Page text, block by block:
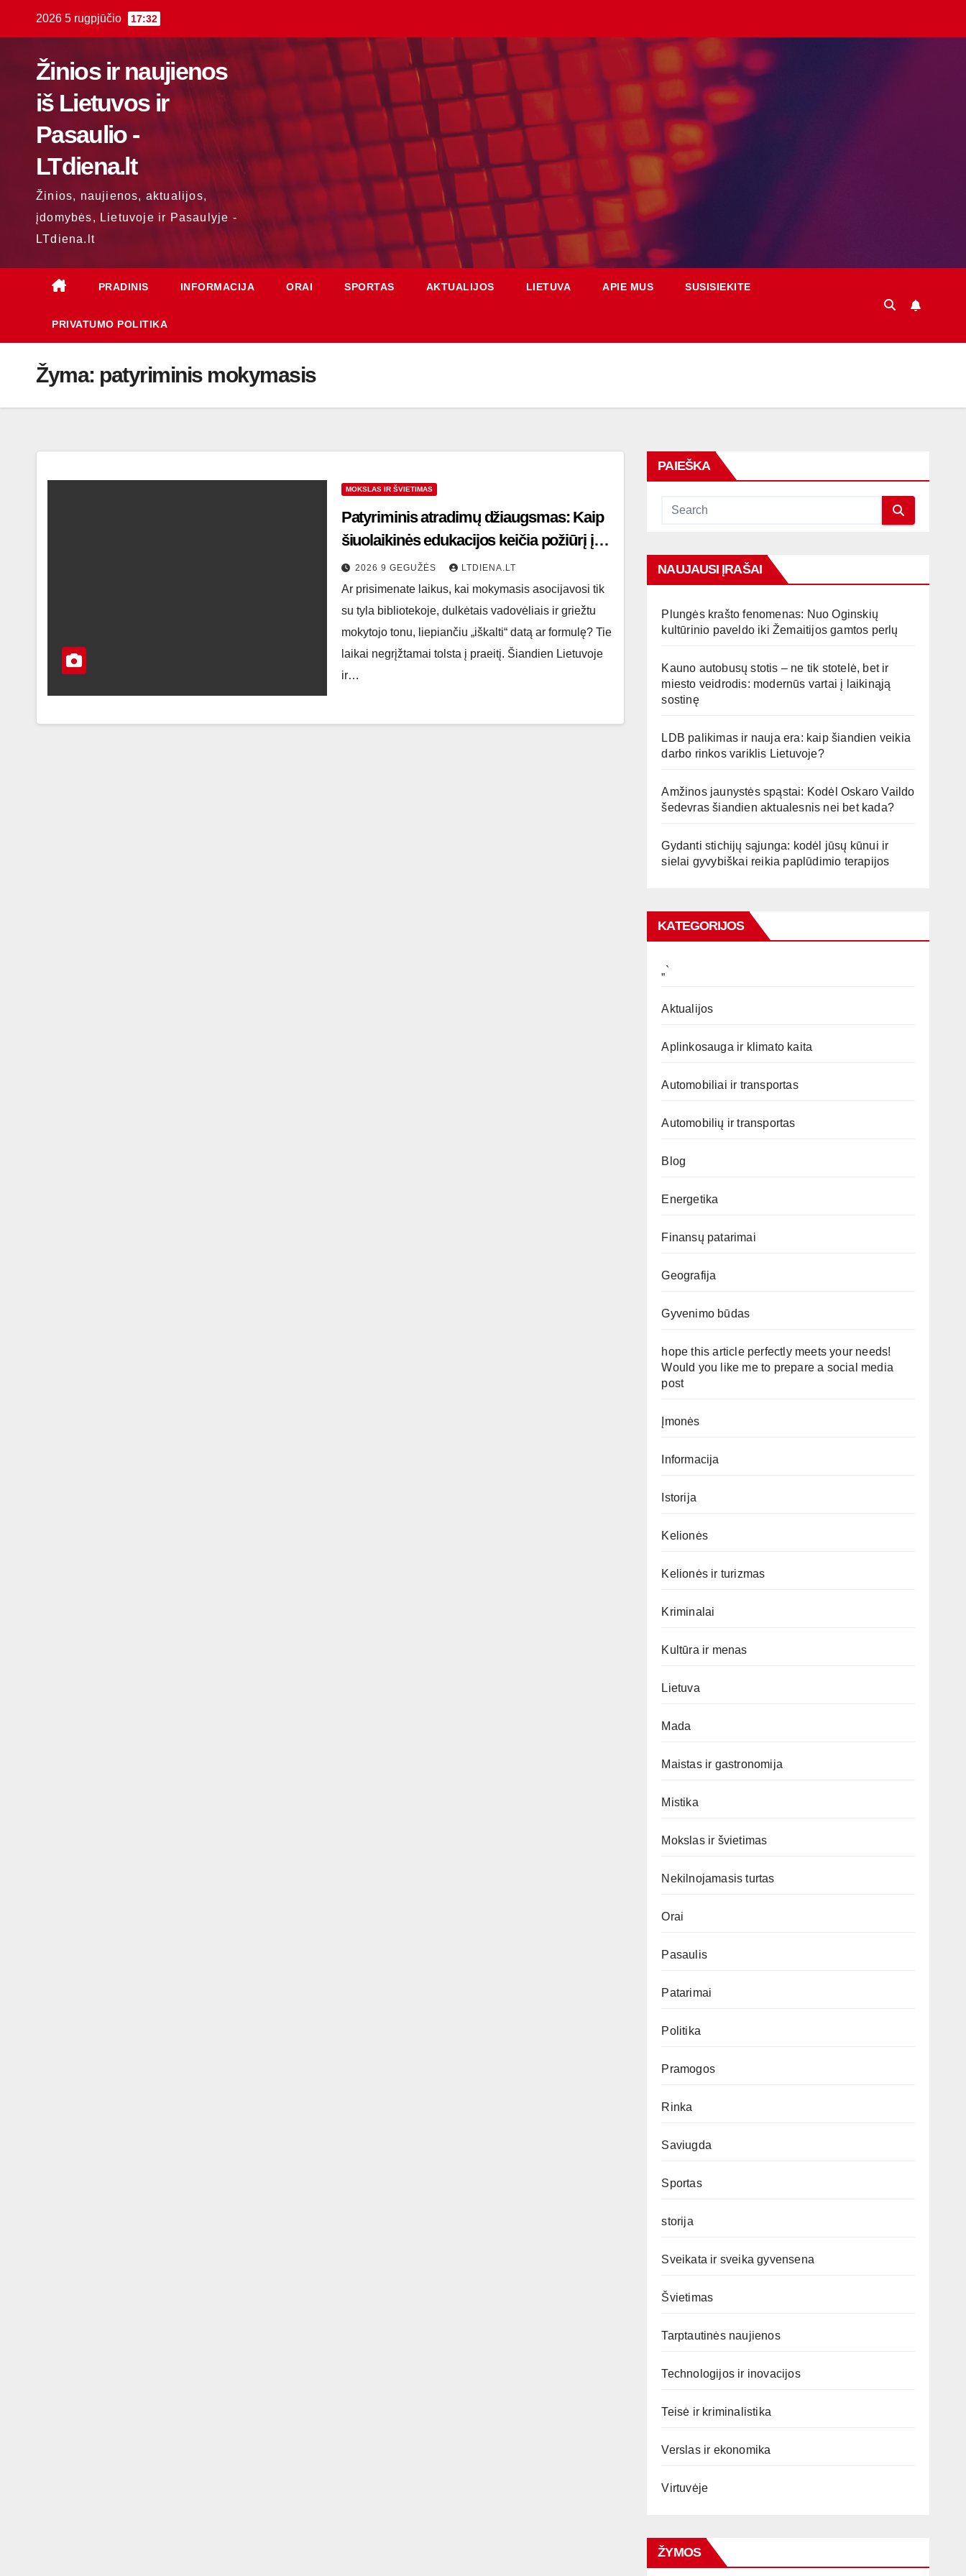
2026 5 rugpjūčio 17:32
Žinios ir naujienos
iš Lietuvos ir
Pasaulio -
LTdiena.lt
Žinios, naujienos, aktualijos,
įdomybės, Lietuvoje ir Pasaulyje -
LTdiena.lt
PRADINIS INFORMACIJA ORAI SPORTAS AKTUALIJOS LIETUVA APIE MUS SUSISIEKITE
PRIVATUMO POLITIKA
Žyma: patyriminis mokymasis
MOKSLAS IR ŠVIETIMAS
Patyriminis atradimų džiaugsmas: Kaip
šiuolaikinės edukacijos keičia požiūrį į
mokymąsi ir laisvalaikį
2026 9 GEGUŽĖS LTDIENA.LT
Ar prisimenate laikus, kai mokymasis asocijavosi tik
su tyla bibliotekoje, dulkėtais vadovėliais ir griežtu
mokytojo tonu, liepiančiu „iškalti“ datą ar formulę? Tie
laikai negrįžtamai tolsta į praeitį. Šiandien Lietuvoje
ir…
PAIEŠKA
NAUJAUSI ĮRAŠAI
Plungės krašto fenomenas: Nuo Oginskių
kultūrinio paveldo iki Žemaitijos gamtos perlų
Kauno autobusų stotis – ne tik stotelė, bet ir
miesto veidrodis: modernūs vartai į laikinąją
sostinę
LDB palikimas ir nauja era: kaip šiandien veikia
darbo rinkos variklis Lietuvoje?
Amžinos jaunystės spąstai: Kodėl Oskaro Vaildo
šedevras šiandien aktualesnis nei bet kada?
Gydanti stichijų sąjunga: kodėl jūsų kūnui ir
sielai gyvybiškai reikia paplūdimio terapijos
KATEGORIJOS
„`
Aktualijos
Aplinkosauga ir klimato kaita
Automobiliai ir transportas
Automobilių ir transportas
Blog
Energetika
Finansų patarimai
Geografija
Gyvenimo būdas
hope this article perfectly meets your needs!
Would you like me to prepare a social media
post
Įmonės
Informacija
Istorija
Kelionės
Kelionės ir turizmas
Kriminalai
Kultūra ir menas
Lietuva
Mada
Maistas ir gastronomija
Mistika
Mokslas ir švietimas
Nekilnojamasis turtas
Orai
Pasaulis
Patarimai
Politika
Pramogos
Rinka
Saviugda
Sportas
storija
Sveikata ir sveika gyvensena
Švietimas
Tarptautinės naujienos
Technologijos ir inovacijos
Teisė ir kriminalistika
Verslas ir ekonomika
Virtuvėje
ŽYMOS